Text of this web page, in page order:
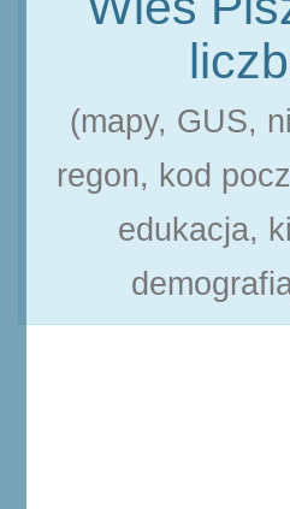
(mapy, GUS,
regon, kod
edukacja,